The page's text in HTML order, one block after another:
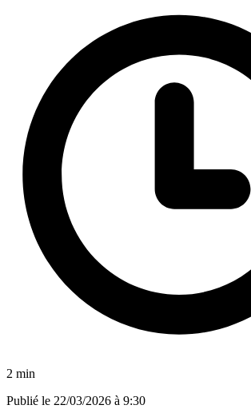
2 min
Publié le 22/03/2026 à 9:30